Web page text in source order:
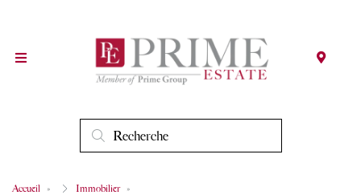
Accueil Immobilier